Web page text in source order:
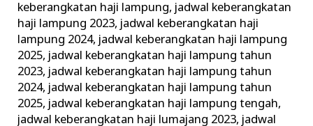
keberangkatan haji lampung, jadwal keberangkatan
haji lampung 2023, jadwal keberangkatan haji
lampung 2024, jadwal keberangkatan haji lampung
2025, jadwal keberangkatan haji lampung tahun
2023, jadwal keberangkatan haji lampung tahun
2024, jadwal keberangkatan haji lampung tahun
2025, jadwal keberangkatan haji lampung tengah,
jadwal keberangkatan haji lumajang 2023, jadwal